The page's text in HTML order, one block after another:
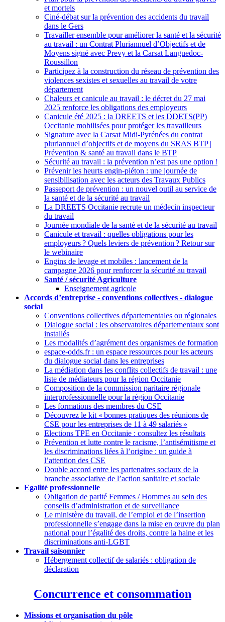
et mortels
Ciné-débat sur la prévention des accidents du travail
dans le Gers
Travailler ensemble pour améliorer la santé et la sécurité
au travail : un Contrat Pluriannuel d’Objectifs et de
Moyens signé avec Prevy et la Carsat Languedoc-
Roussillon
Participez à la construction du réseau de prévention des
violences sexistes et sexuelles au travail de votre
département
Chaleurs et canicule au travail : le décret du 27 mai
2025 renforce les obligations des employeurs
Canicule été 2025 : la DREETS et les DDETS(PP)
Occitanie mobilisées pour protéger les travailleurs
Signature avec la Carsat Midi-Pyrénées du contrat
pluriannuel d’objectifs et de moyens du SRAS BTP |
Prévention & santé au travail dans le BTP
Sécurité au travail : la prévention n’est pas une option !
Prévenir les heurts engin‑piéton : une journée de
sensibilisation avec les acteurs des Travaux Publics
Passeport de prévention : un nouvel outil au service de
la santé et de la sécurité au travail
La DREETS Occitanie recrute un médecin inspecteur
du travail
Journée mondiale de la santé et de la sécurité au travail
Canicule et travail : quelles obligations pour les
employeurs? Quels leviers de prévention ? Retour sur
le webinaire
Engins de levage et mobiles : lancement de la
campagne 2026 pour renforcer la sécurité au travail
Santé / sécurité Agriculture
Enseignement agricole
Accords d’entreprise - conventions collectives - dialogue
social
Conventions collectives départementales ou régionales
Dialogue social : les observatoires départementaux sont
installés
Les modalités d’agrément des organismes de formation
espace-odds.fr : un espace ressources pour les acteurs
du dialogue social dans les entreprises
La médiation dans les conflits collectifs de travail : une
liste de médiateurs pour la région Occitanie
Composition de la commission paritaire régionale
interprofessionnelle pour la région Occitanie
Les formations des membres du CSE
Découvrez le kit « bonnes pratiques des réunions de
CSE pour les entreprises de 11 à 49 salariés »
Elections TPE en Occitanie : consultez les résultats
Prévention et lutte contre le racisme, l’antisémitisme et
les discriminations liées à l’origine : un guide à
l’attention des CSE
Double accord entre les partenaires sociaux de la
branche associative de l’action sanitaire et sociale
Egalité professionnelle
Obligation de parité Femmes / Hommes au sein des
conseils d’administration et de surveillance
Le ministère du travail, de l’emploi et de l’insertion
professionnelle s’engage dans la mise en œuvre du plan
national pour l’égalité des droits, contre la haine et les
discriminations anti-LGBT
Travail saisonnier
Hébergement collectif de salariés : obligation de
déclaration
Concurrence et consommation
Missions et organisation du pôle